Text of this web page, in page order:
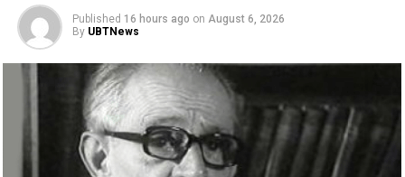
Published 16 hours ago on August 6, 2026
By UBTNews